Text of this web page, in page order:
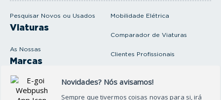
Pesquisar Novos ou Usados
Viaturas
As Nossas
Marcas
Produtos e serviços
Oficina
Mobilidade Elétrica
Comparador de Viaturas
Clientes Profissionais
l